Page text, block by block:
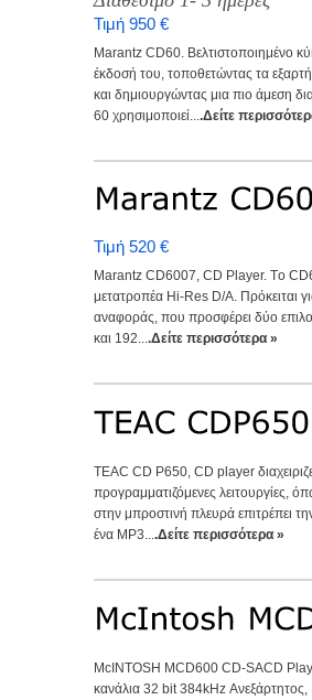
Τιμή 950 €
Marantz CD60. Βελτιστοποιημένο
έκδοσή του, τοποθετώντας τα
και δημιουργώντας μια πιο άμεση
60 χρησιμοποιεί... .Δείτε
Τιμή 520 €
Marantz CD6007, CD Player. Tο
μετατροπέα Hi-Res D/A. Πρόκειται
αναφοράς, που προσφέρει δύο
και 192....Δείτε περισσότερα »
TEAC CD P650, CD player
προγραμματιζόμενες λειτουργίες,
στην μπροστινή πλευρά επιτρέπει
ένα MP3....Δείτε περισσότερα »
McINTOSH MCD600 CD-SACD
κανάλια 32 bit 384kHz Ανεξάρτητος,